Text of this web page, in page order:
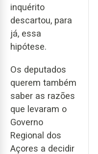
inquérito
descartou, para
já, essa
hipótese.
Os deputados
querem também
saber as razões
que levaram o
Governo
Regional dos
Açores a decidir